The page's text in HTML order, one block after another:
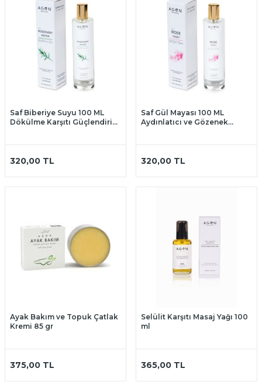
Saf Biberiye Suyu 100 ML
Dökülme Karşıtı Güçlendirici
320,00 TL
Saf Gül Mayası 100 ML
Aydınlatıcı ve Gözenek
320,00 TL
Ayak Bakım ve Topuk Çatlak
Kremi 85 gr
375,00 TL
Selülit Karşıtı Masaj Yağı 100
ml
365,00 TL